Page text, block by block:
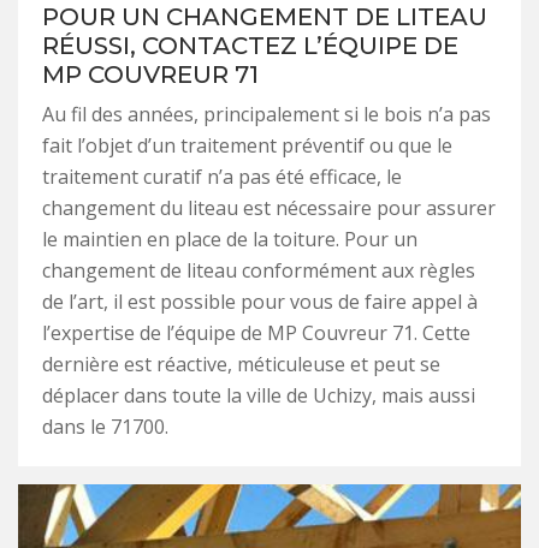
POUR UN CHANGEMENT DE LITEAU
RÉUSSI, CONTACTEZ L’ÉQUIPE DE
MP COUVREUR 71
Au fil des années, principalement si le bois n’a pas
fait l’objet d’un traitement préventif ou que le
traitement curatif n’a pas été efficace, le
changement du liteau est nécessaire pour assurer
le maintien en place de la toiture. Pour un
changement de liteau conformément aux règles
de l’art, il est possible pour vous de faire appel à
l’expertise de l’équipe de MP Couvreur 71. Cette
dernière est réactive, méticuleuse et peut se
déplacer dans toute la ville de Uchizy, mais aussi
dans le 71700.